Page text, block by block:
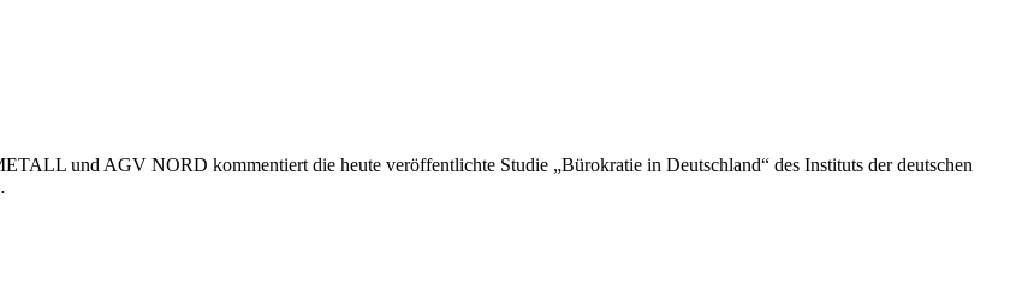
und AGV NORD kommentiert die heute veröffentlichte Studie „Bürokratie in Deutschland“ des Instituts der deutschen